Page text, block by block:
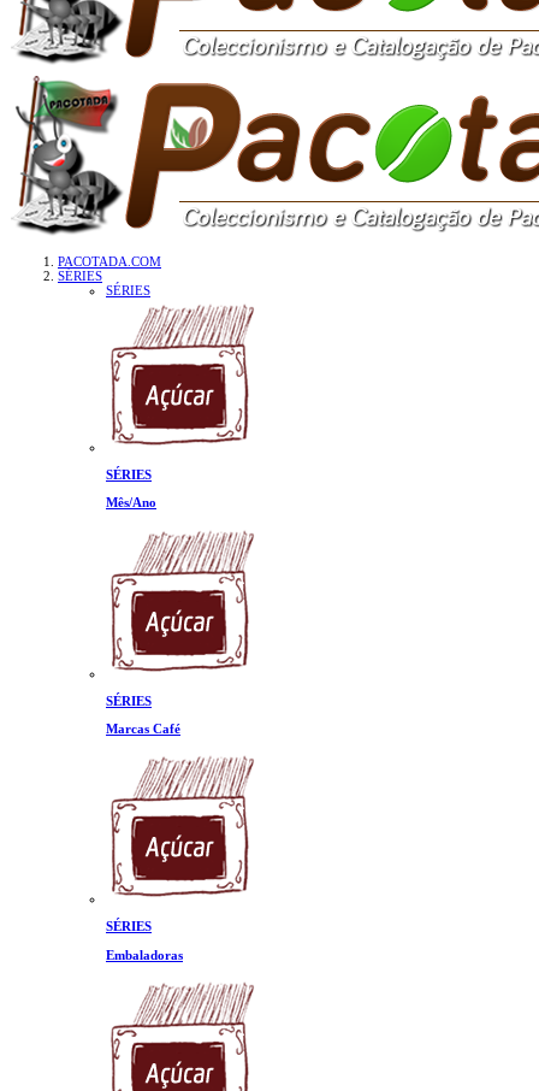
PACOTADA.COM
SÉRIES
SÉRIES
SÉRIES
Mês/Ano
SÉRIES
Marcas Café
SÉRIES
Embaladoras